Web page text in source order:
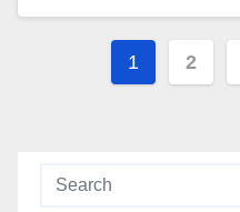
Posts
1 2